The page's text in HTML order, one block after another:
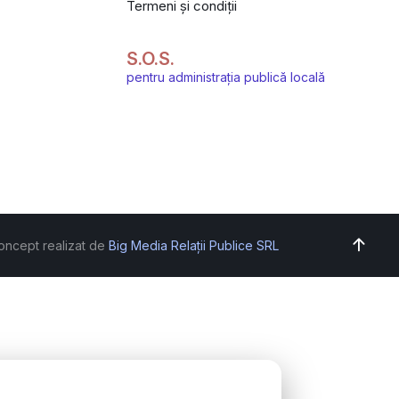
Termeni și condiții
S.O.S.
pentru administrația publică locală
realizat de Big Media Relații Publice SRL